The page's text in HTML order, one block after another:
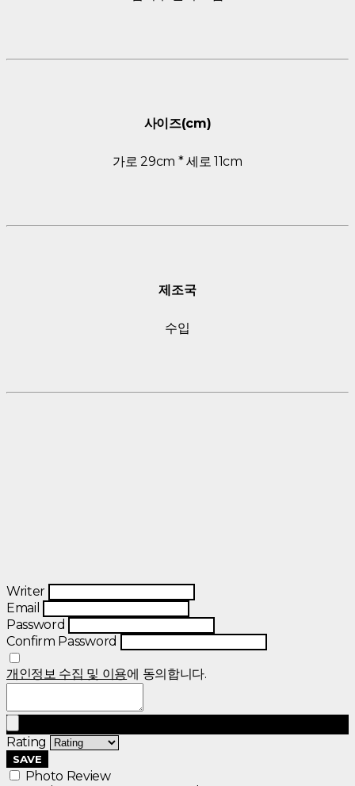
사이즈(cm)
가로 29cm * 세로 11cm
제조국
수입
Writer
Email
Password
Confirm Password
개인정보 수집 및 이용에 동의합니다.
Rating
SAVE
Photo Review